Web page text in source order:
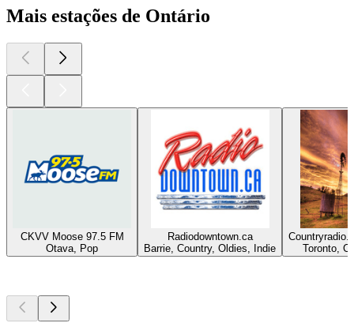
Mais estações de Ontário
CKVV Moose 97.5 FM
Otava, Pop
Radiodowntown.ca
Barrie, Country, Oldies, Indie
Toronto,